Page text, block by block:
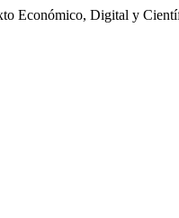
Económico, Digital y